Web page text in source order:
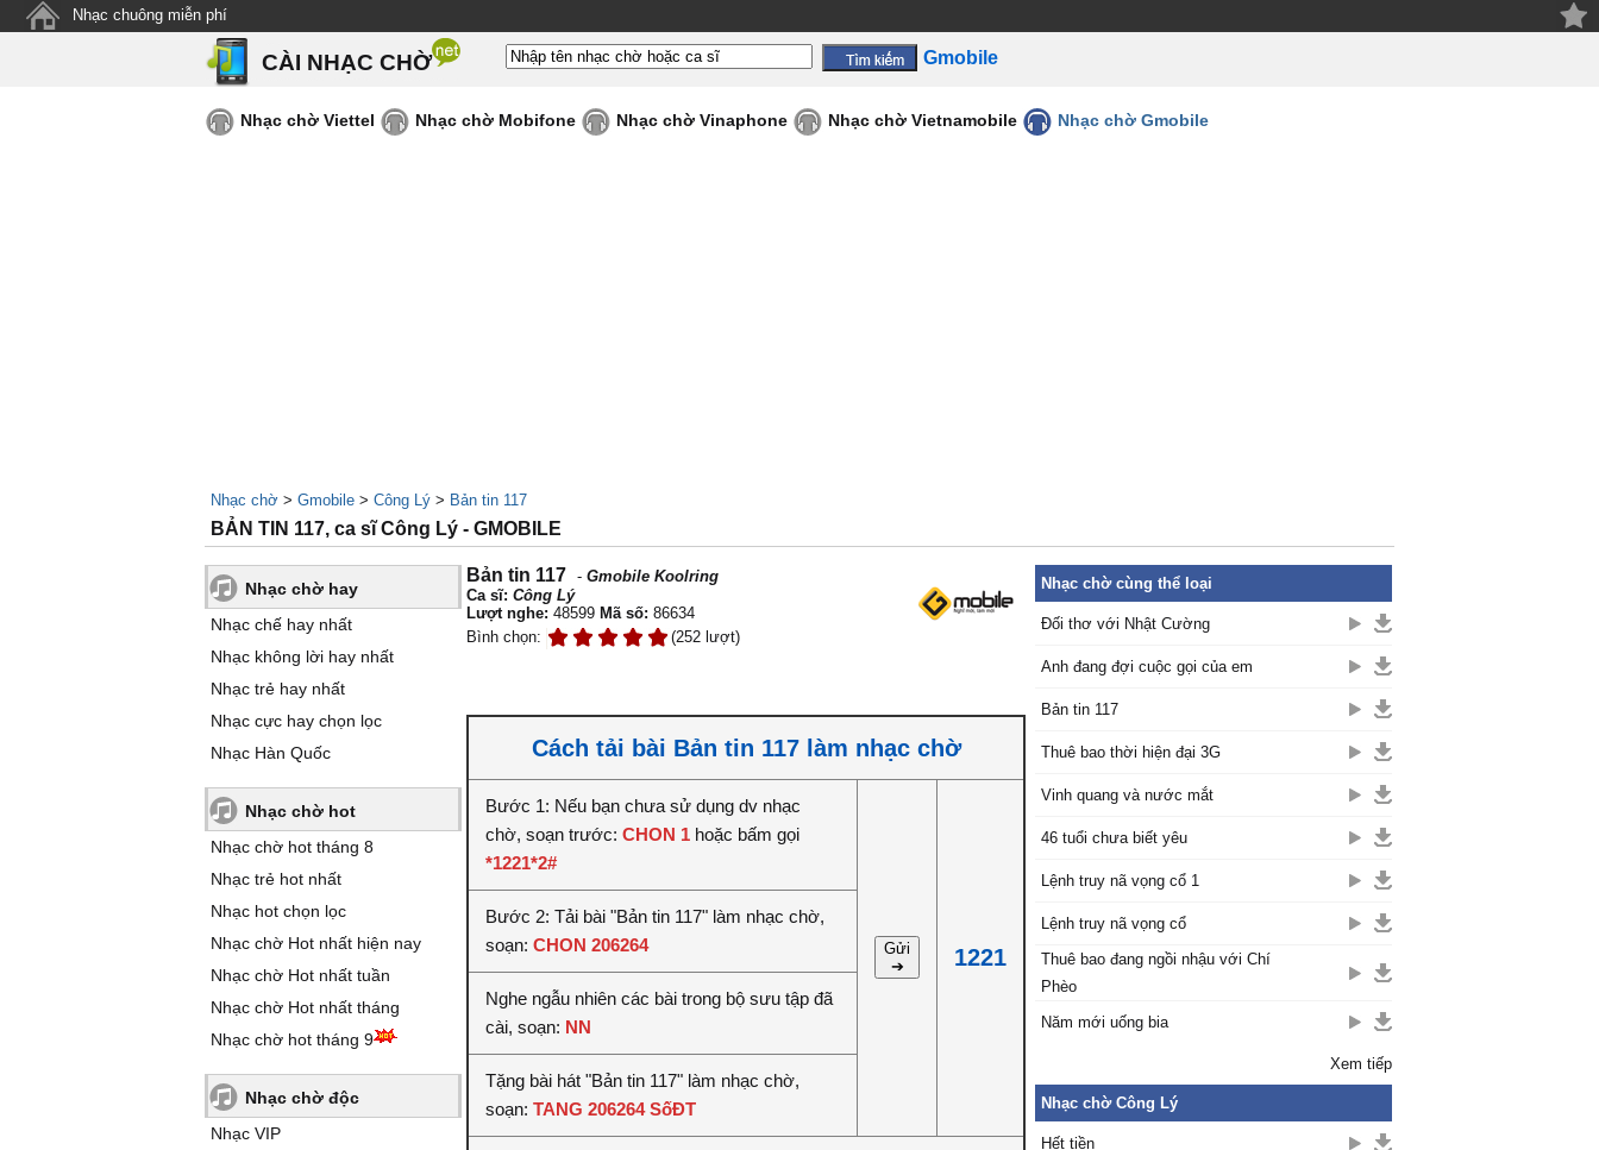
Nhạc chuông miễn phí
CÀI NHẠC CHỜ Gmobile
Nhạc chờ Viettel Nhạc chờ Mobifone Nhạc chờ Vinaphone Nhạc chờ Vietnamobile Nhạc chờ Gmobile
Nhạc chờ > Gmobile > Công Lý > Bản tin 117
BẢN TIN 117, ca sĩ Công Lý - GMOBILE
Nhạc chờ hay
Nhạc chế hay nhất
Nhạc không lời hay nhất
Nhạc trẻ hay nhất
Nhạc cực hay chọn lọc
Nhạc Hàn Quốc
Nhạc chờ hot
Nhạc chờ hot tháng 8
Nhạc trẻ hot nhất
Nhạc hot chọn lọc
Nhạc chờ Hot nhất hiện nay
Nhạc chờ Hot nhất tuần
Nhạc chờ Hot nhất tháng
Nhạc chờ hot tháng 9
Nhạc chờ độc
Nhạc VIP
Bản tin 117 - Gmobile Koolring
Ca sĩ: Công Lý
Lượt nghe: 48599 Mã số: 86634
Bình chọn:
(252 lượt)
Cách tải bài Bản tin 117 làm nhạc chờ
Bước 1: Nếu bạn chưa sử dụng dv nhạc
chờ, soạn trước: CHON 1 hoặc bấm gọi
*1221*2#
Gửi
➔
1221
Bước 2: Tải bài "Bản tin 117" làm nhạc chờ,
soạn: CHON 206264
Nghe ngẫu nhiên các bài trong bộ sưu tập đã
cài, soạn: NN
Tặng bài hát "Bản tin 117" làm nhạc chờ,
soạn: TANG 206264 SốĐT
Nhạc chờ cùng thể loại
Đối thơ với Nhật Cường
Anh đang đợi cuộc gọi của em
Bản tin 117
Thuê bao thời hiện đại 3G
Vinh quang và nước mắt
46 tuổi chưa biết yêu
Lệnh truy nã vọng cổ 1
Lệnh truy nã vọng cổ
Thuê bao đang ngồi nhậu với Chí
Phèo
Năm mới uống bia
Xem tiếp
Nhạc chờ Công Lý
Hết tiền